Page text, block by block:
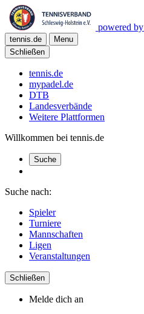
powered by
tennis.de
Menu
Schließen
tennis.de
mypadel.de
DTB
Landesverbände
Weitere Plattformen
Willkommen bei tennis.de
Suche
Suche nach:
Spieler
Turniere
Mannschaften
Ligen
Veranstaltungen
Schließen
Melde dich an